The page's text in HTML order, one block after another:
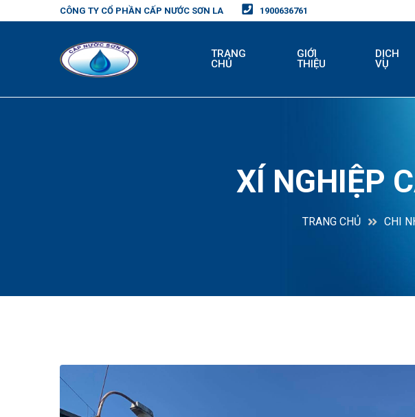
CÔNG TY CỔ PHẦN CẤP NƯỚC SƠN LA 1900636761
TRANG
CHỦ
GIỚI
THIỆU
DỊCH
VỤ
XÍ NGHIỆP
TRANG CHỦ CHI